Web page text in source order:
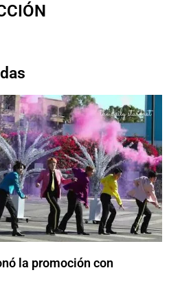
la promoción con